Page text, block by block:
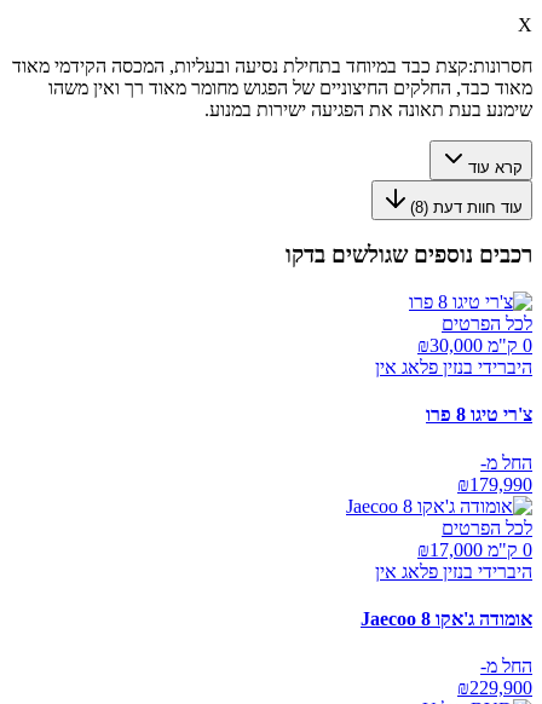
X
חסרונות:קצת כבד במיוחד בתחילת נסיעה ובעליות, המכסה הקידמי מאוד
מאוד כבד, החלקים החיצוניים של הפגוש מחומר מאוד רך ואין משהו
שימנע בעת תאונה את הפגיעה ישירות במנוע.
קרא עוד
עוד חוות דעת (8
)
רכבים נוספים שגולשים בדקו
לכל הפרטים
0 ק"מ ₪
30,000
היברידי בנזין פלאג אין
צ'רי טיגו 8 פרו
החל מ-
₪179,990
לכל הפרטים
0 ק"מ ₪
17,000
היברידי בנזין פלאג אין
אומודה ג'אקו Jaecoo 8
החל מ-
₪229,900